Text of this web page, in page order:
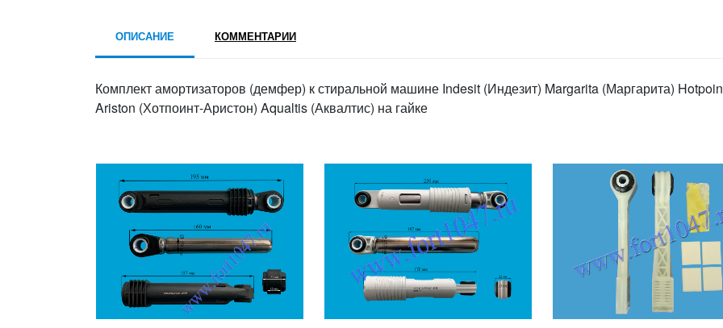
ОПИСАНИЕ КОММЕНТАРИИ
Комплект амортизаторов (демфер) к стиральной машине Indesit (Индезит) Margarita (Маргарита)
Ariston (Хотпоинт-Аристон) Aqualtis (Аквалтис) на гайке